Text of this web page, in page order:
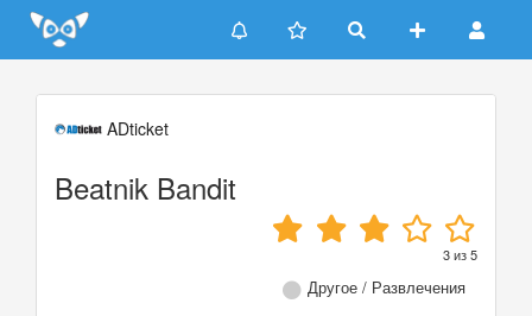
Update cookies preferences
ADticket
Beatnik Bandit
3из5
Другое / Развлечения